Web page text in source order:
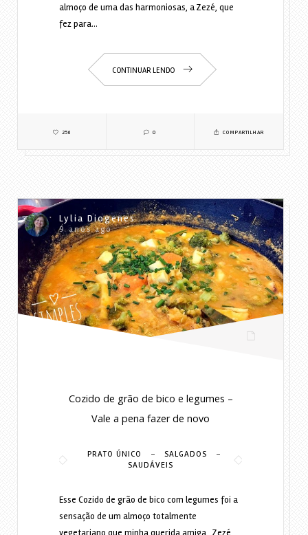
almoço de uma das harmoniosas, a Zezé, que
fez para…
CONTINUAR LENDO
256 0 COMPARTILHAR
Lylia Diogenes
9 anos ago
Cozido de grão de bico e legumes –
Vale a pena fazer de novo
PRATO ÚNICO - SALGADOS -
SAUDÁVEIS
Esse Cozido de grão de bico com legumes foi a
sensação de um almoço totalmente